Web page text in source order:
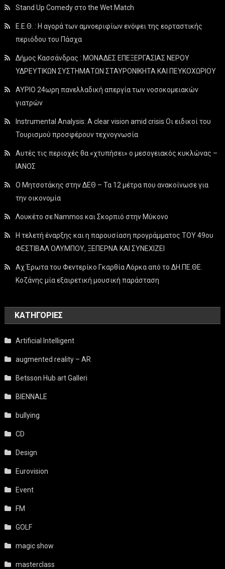
Stand Up Comedy στο the Wet Match
Ε.Ε.Θ. : Η αγορά των αμνοεριφίων ενόψει της εορταστικής
περιόδου του Πάσχα
Δήμος Κασσάνδρας : ΜΟΝΑΔΕΣ ΕΠΕΞΕΡΓΑΣΙΑΣ ΝΕΡΟΥ
ΥΔΡΕΥΤΙΚΩΝ ΣΥΣΤΗΜΑΤΩΝ ΣΤΑΥΡΟΝΙΚΗΤΑ ΚΑΙ ΠΕΥΚΟΧΩΡΙΟΥ
ΑΥΡΙΟ 24ωρη πανελλαδική απεργία των νοσοκομειακών
γιατρών
Instrumental Analysis: A clear vision amid crisis Οι ειδικοί του
Τουρισμού προσφέρουν τεχνογνωσία
Αυτές τις περιοχές θα «χτυπήσει» ο μεσογειακός κυκλώνας –
ΙΑΝΟΣ
Ο Μητσοτάκης στην ΔΕΘ – Τα 12 μέτρα που ανακοίνωσε για
την οικονομία
Λουκέτο σε Nammos και Σκορπιό στην Μύκονο
Η τελετή έναρξης και η παρουσίαση προγράμματος ΤΟΥ 49ου
ΦΕΣΤΙΒΑΛ ΟΛΥΜΠΟΥ, ΞΕΠΕΡΝΑ ΚΑΙ ΣΥΝΕΧΙΖΕΙ
Αχ Έρωτα του Φεντερίκο Γκαρθία Λόρκα από το ΔΗ.ΠΕ.ΘΕ.
Κοζάνης μία εξαιρετική μουσική παράσταση
KΑΤΗΓΟΡΊΕΣ
Artificial Intelligent
augmented reality – AR
Betsson Hub art Galleri
BIENNALE
bullying
CD
Design
Eurovision
Event
FM
GOLF
magic show
masterclass